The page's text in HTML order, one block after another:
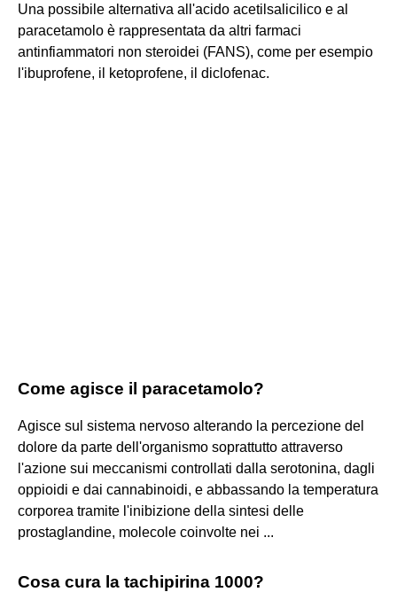
Una possibile alternativa all'acido acetilsalicilico e al
paracetamolo è rappresentata da altri farmaci
antinfiammatori non steroidei (FANS), come per esempio
l'ibuprofene, il ketoprofene, il diclofenac.
Come agisce il paracetamolo?
Agisce sul sistema nervoso alterando la percezione del
dolore da parte dell'organismo soprattutto attraverso
l'azione sui meccanismi controllati dalla serotonina, dagli
oppioidi e dai cannabinoidi, e abbassando la temperatura
corporea tramite l'inibizione della sintesi delle
prostaglandine, molecole coinvolte nei ...
Cosa cura la tachipirina 1000?